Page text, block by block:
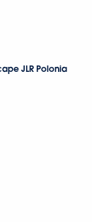
JLR Polonia